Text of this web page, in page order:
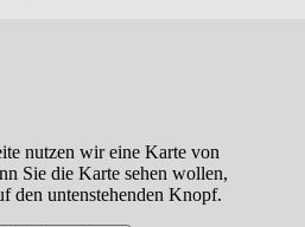
nutzen wir eine Karte von
Sie die Karte sehen wollen,
den untenstehenden Knopf.